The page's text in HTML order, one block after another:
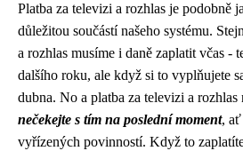
Platba za televizi a rozhlas je podobně
důležitou součástí našeho systému.
a rozhlas musíme i daně zaplatit včas -
dalšího roku, ale když si to vyplňujete
dubna. No a platba za televizi a rozhlas
nečekejte s tím na poslední moment, ať
vyřízených povinností. Když to